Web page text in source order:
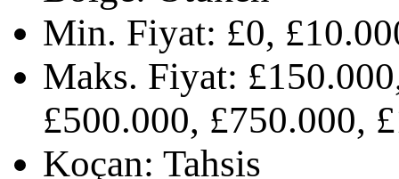
Min. Fiyat: £0,
Maks. Fiyat:
£500.000, £750.000,
Koçan: Tahsis